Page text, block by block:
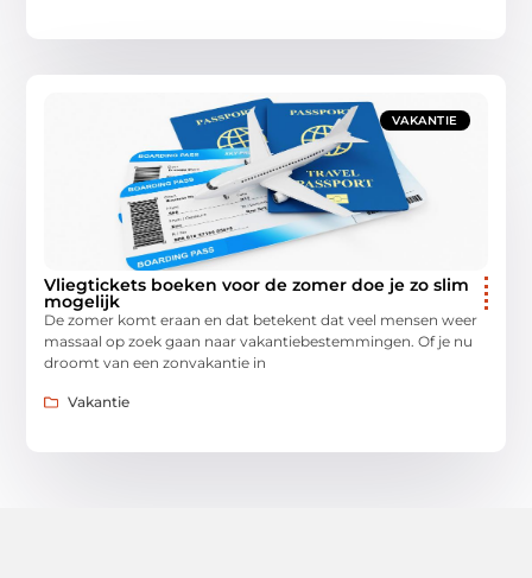
VAKANTIE
Vliegtickets boeken voor de zomer doe je zo slim
mogelijk
De zomer komt eraan en dat betekent dat veel mensen weer
massaal op zoek gaan naar vakantiebestemmingen. Of je nu
droomt van een zonvakantie in
Vakantie